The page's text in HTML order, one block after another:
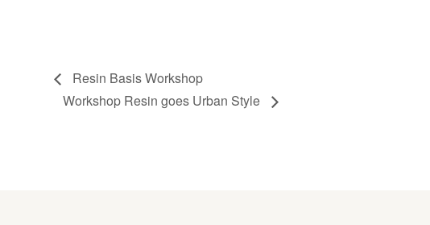
Resin Basis Workshop
Workshop Resin goes Urban Style